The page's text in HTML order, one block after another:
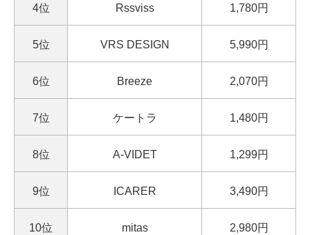
4位 Rssviss 1,780円
5位 VRS DESIGN 5,990円
6位 Breeze 2,070円
7位 ケートラ 1,480円
8位 A-VIDET 1,299円
9位 ICARER 3,490円
10位 mitas 2,980円